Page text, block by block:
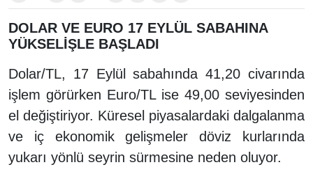
DOLAR VE EURO 17 EYLÜL SABAHINA
YÜKSELİŞLE BAŞLADI
Dolar/TL, 17 Eylül sabahında 41,20 civarında
işlem görürken Euro/TL ise 49,00 seviyesinden
el değiştiriyor. Küresel piyasalardaki dalgalanma
ve iç ekonomik gelişmeler döviz kurlarında
yukarı yönlü seyrin sürmesine neden oluyor.